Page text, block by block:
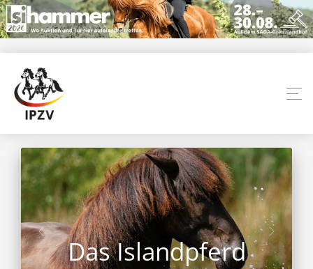
Das Islandpferd